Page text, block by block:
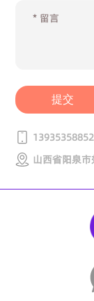
提交
13935358852
山西省阳泉